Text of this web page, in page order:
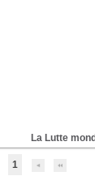
La Lutte
1